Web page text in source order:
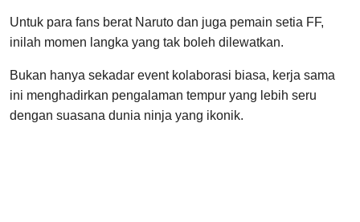
Untuk para fans berat Naruto dan juga pemain setia FF,
inilah momen langka yang tak boleh dilewatkan.
Bukan hanya sekadar event kolaborasi biasa, kerja sama
ini menghadirkan pengalaman tempur yang lebih seru
dengan suasana dunia ninja yang ikonik.